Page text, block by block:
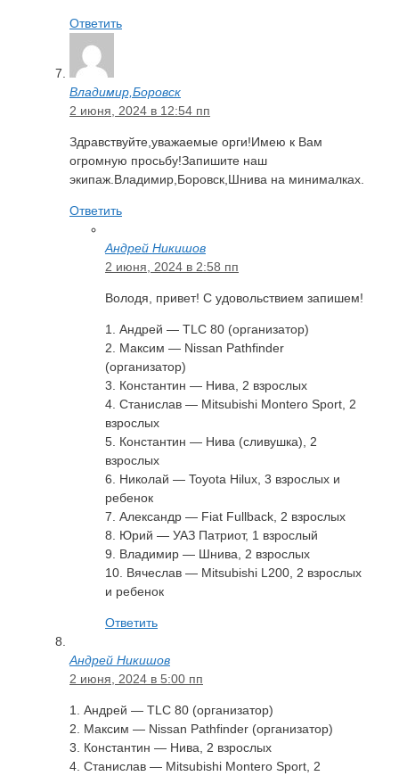
Ответить
Владимир,Боровск
2 июня, 2024 в 12:54 пп
Здравствуйте,уважаемые орги!Имею к Вам
огромную просьбу!Запишите наш
экипаж.Владимир,Боровск,Шнива на минималках.
Ответить
Андрей Никишов
2 июня, 2024 в 2:58 пп
Володя, привет! С удовольствием запишем!
1. Андрей — TLC 80 (организатор)
2. Максим — Nissan Pathfinder
(организатор)
3. Константин — Нива, 2 взрослых
4. Станислав — Mitsubishi Montero Sport, 2
взрослых
5. Константин — Нива (сливушка), 2
взрослых
6. Николай — Toyota Hilux, 3 взрослых и
ребенок
7. Александр — Fiat Fullback, 2 взрослых
8. Юрий — УАЗ Патриот, 1 взрослый
9. Владимир — Шнива, 2 взрослых
10. Вячеслав — Mitsubishi L200, 2 взрослых
и ребенок
Ответить
Андрей Никишов
2 июня, 2024 в 5:00 пп
1. Андрей — TLC 80 (организатор)
2. Максим — Nissan Pathfinder (организатор)
3. Константин — Нива, 2 взрослых
4. Станислав — Mitsubishi Montero Sport, 2